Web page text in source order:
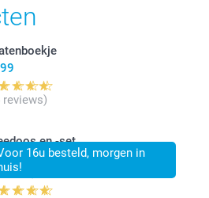
reviews)
16u besteld, morgen in
en -set
26,99